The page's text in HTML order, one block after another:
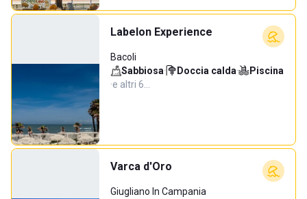
Labelon Experience
Bacoli
Sabbiosa· Doccia calda·
Piscina
·e altri 6…
Varca d'Oro
Giugliano In Campania